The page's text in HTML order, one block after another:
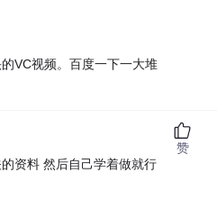
VC视频。百度一下一大堆
资料 然后自己学着做就行
赞